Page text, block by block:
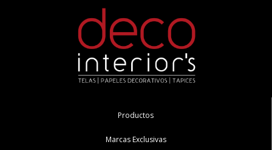
Productos
Marcas Exclusivas